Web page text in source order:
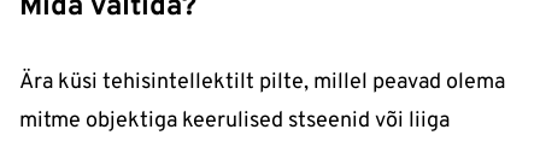
Mida vältida?
Ära küsi tehisintellektilt pilte, millel peavad olema
mitme objektiga keerulised stseenid või liiga